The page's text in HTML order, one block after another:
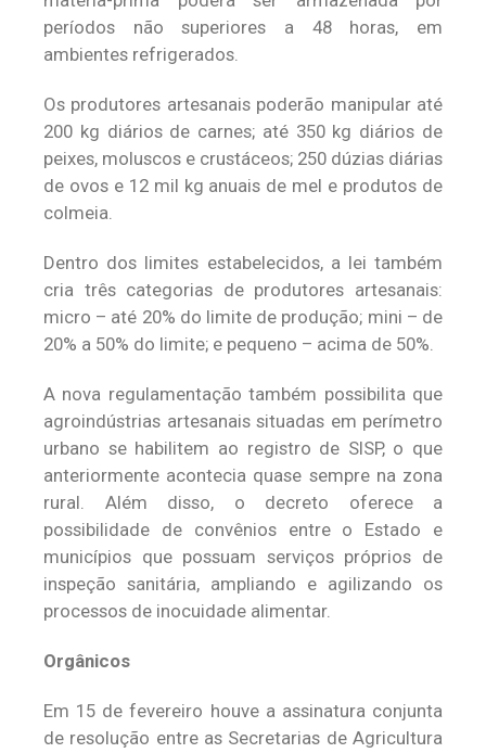
períodos não superiores a 48 horas, em
ambientes refrigerados.
Os produtores artesanais poderão manipular até
200 kg diários de carnes; até 350 kg diários de
peixes, moluscos e crustáceos; 250 dúzias diárias
de ovos e 12 mil kg anuais de mel e produtos de
colmeia.
Dentro dos limites estabelecidos, a lei também
cria três categorias de produtores artesanais:
micro – até 20% do limite de produção; mini – de
20% a 50% do limite; e pequeno – acima de 50%.
A nova regulamentação também possibilita que
agroindústrias artesanais situadas em perímetro
urbano se habilitem ao registro de SISP, o que
anteriormente acontecia quase sempre na zona
rural. Além disso, o decreto oferece a
possibilidade de convênios entre o Estado e
municípios que possuam serviços próprios de
inspeção sanitária, ampliando e agilizando os
processos de inocuidade alimentar.
Orgânicos
Em 15 de fevereiro houve a assinatura conjunta
de resolução entre as Secretarias de Agricultura